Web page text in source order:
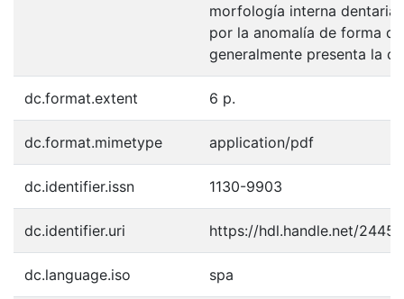
morfología interna
por la anomalía de forma
generalmente presenta la
dc.format.extent 6 p.
dc.format.mimetype application/pdf
dc.identifier.issn 1130-9903
dc.identifier.uri https://hdl.handle.net/2445/
dc.language.iso spa